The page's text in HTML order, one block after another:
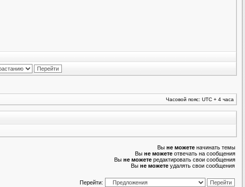
Часовой пояс: UTC + 4 часа
Вы не можете начинать темы
Вы не можете отвечать на сообщения
Вы не можете редактировать свои сообщения
Вы не можете удалять свои сообщения
Перейти: